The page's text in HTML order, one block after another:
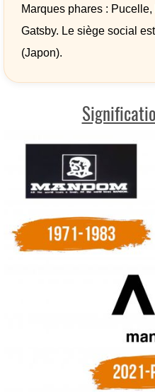
Marques phares :
Gatsby. Le siège social
(Japon).